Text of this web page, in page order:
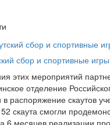
сбор и спортивные игры
этих мероприятий
отделение
в распоряжение скаутов
скаута смогли
6 месяцев реализации